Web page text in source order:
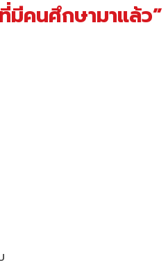
มีคนศึกษามาแล้ว”